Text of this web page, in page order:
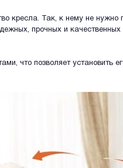
кресла. Так, к нему не
прочных и
что позволяет